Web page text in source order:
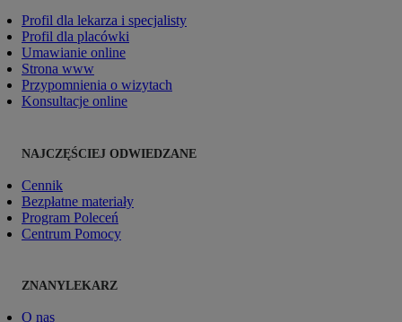
Profil dla lekarza i specjalisty
Profil dla placówki
Umawianie online
Strona www
Przypomnienia o wizytach
Konsultacje online
NAJCZĘŚCIEJ ODWIEDZANE
Cennik
Bezpłatne materiały
Program Poleceń
Centrum Pomocy
ZNANYLEKARZ
O nas